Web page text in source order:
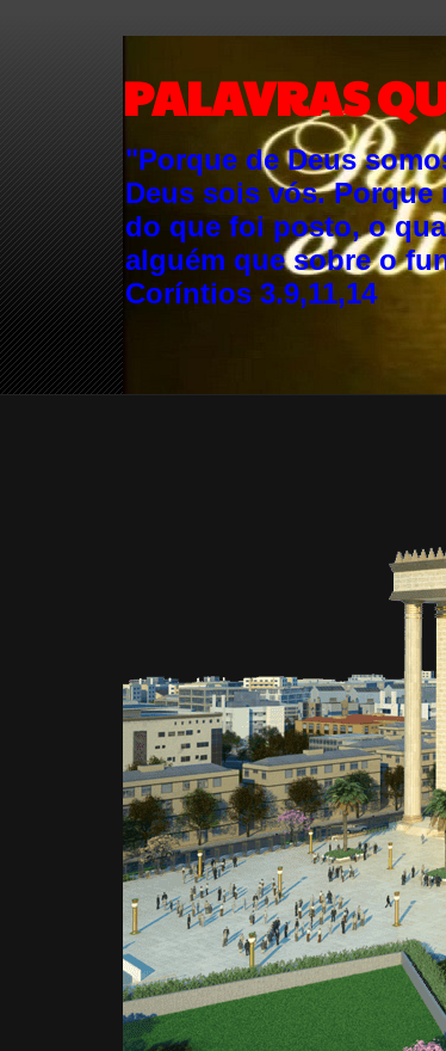
PALAVRAS
"Porque de Deus
Deus sois vós.
do que foi posto, o
alguém que sobre o
Coríntios 3.9,11,14